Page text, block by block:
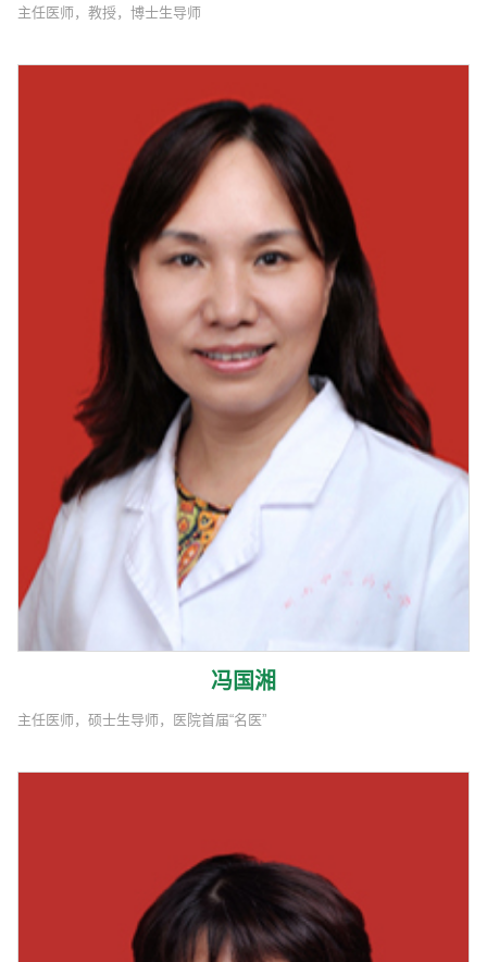
主任医师，教授，博士生导师
冯国湘
主任医师，硕士生导师，医院首届“名医”